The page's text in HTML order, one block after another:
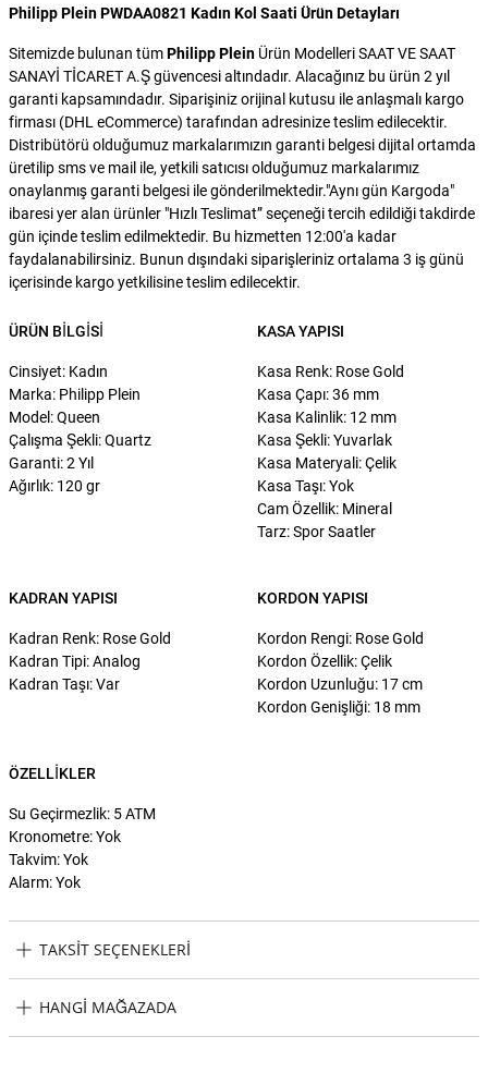
Philipp Plein PWDAA0821 Kadın Kol Saati Ürün Detayları
Sitemizde bulunan tümPhilipp Plein Ürün Modelleri SAAT VE SAAT
SANAYİ TİCARET A.Ş güvencesi altındadır. Alacağınız bu ürün 2 yıl
garanti kapsamındadır. Siparişiniz orijinal kutusu ile anlaşmalı kargo
firması (DHL eCommerce) tarafından adresinize teslim edilecektir.
Distribütörü olduğumuz markalarımızın garanti belgesi dijital ortamda
üretilip sms ve mail ile, yetkili satıcısı olduğumuz markalarımız
onaylanmış garanti belgesi ile gönderilmektedir."Aynı gün Kargoda"
ibaresi yer alan ürünler "Hızlı Teslimat” seçeneği tercih edildiği takdirde
gün içinde teslim edilmektedir. Bu hizmetten 12:00'a kadar
faydalanabilirsiniz. Bunun dışındaki siparişleriniz ortalama 3 iş günü
içerisinde kargo yetkilisine teslim edilecektir.
ÜRÜN BILGISI
Cinsiyet: Kadın
Marka: Philipp Plein
Model: Queen
Çalışma Şekli: Quartz
Garanti: 2 Yıl
Ağırlık: 120 gr
KASA YAPISI
Kasa Renk: Rose Gold
Kasa Çapı: 36 mm
Kasa Kalinlik: 12 mm
Kasa Şekli: Yuvarlak
Kasa Materyali: Çelik
Kasa Taşı: Yok
Cam Özellik: Mineral
Tarz: Spor Saatler
KADRAN YAPISI
Kadran Renk: Rose Gold
Kadran Tipi: Analog
Kadran Taşı: Var
KORDON YAPISI
Kordon Rengi: Rose Gold
Kordon Özellik: Çelik
Kordon Uzunluğu: 17 cm
Kordon Genişliği: 18 mm
ÖZELLIKLER
Su Geçirmezlik: 5 ATM
Kronometre: Yok
Takvim: Yok
Alarm: Yok
TAKSIT SEÇENEKLERI
HANGI MAĞAZADA